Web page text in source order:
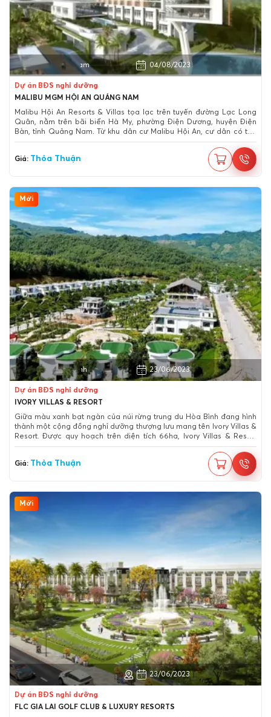
Thị xã Điện Bàn, Quảng Nam
04/08/2023
Dự án BĐS nghỉ dưỡng
MALIBU MGM HỘI AN QUẢNG NAM
Malibu Hội An Resorts & Villas tọa lạc trên tuyến đường Lạc Long
Quân, nằm trên bãi biển Hà My, phường Điện Dương, huyện Điện
Bàn, tỉnh Quảng Nam. Từ khu dân cư Malibu Hội An, cư dân có thể
tiếp cận đến trung tâm Đà Nẵng, sân bay Đà Nẵng, khu phố cổ Hội
Giá: Thỏa Thuận
Mới
Huyện Lương Sơn, Hòa Bình
23/06/2023
Dự án BĐS nghỉ dưỡng
IVORY VILLAS & RESORT
Giữa màu xanh bạt ngàn của núi rừng trung du Hòa Bình đang hình
thành một cộng đồng nghỉ dưỡng thượng lưu mang tên Ivory Villas &
Resort. Được quy hoạch trên diện tích 66ha, Ivory Villas & Resort
gồm 4 phân khu chính, mỗi phân khu là 1 resort hoàn chỉnh với những
nét riêng và được liên kết trong một tổng thể tạo nên một chuỗi
những tiện nghi đẳng cấp.
Giá: Thỏa Thuận
Mới
Huyện Đắk Đoa, Gia Lai
23/06/2023
Dự án BĐS nghỉ dưỡng
FLC GIA LAI GOLF CLUB & LUXURY RESORTS